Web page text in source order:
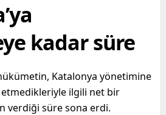
kadar süre
Katalonya yönetimine
etmedikleriyle ilgili net bir
verdiği süre sona erdi.